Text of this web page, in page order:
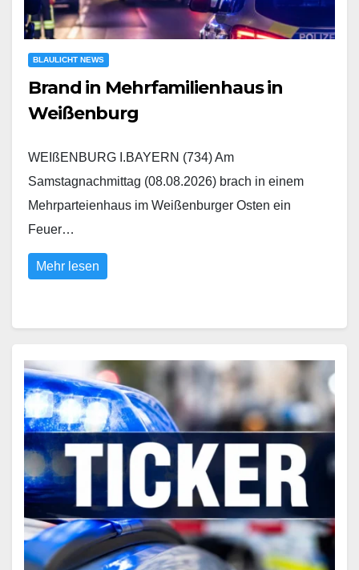
BLAULICHT NEWS
Brand in Mehrfamilienhaus in
Weißenburg
WEIßENBURG I.BAYERN (734) Am
Samstagnachmittag (08.08.2026) brach in einem
Mehrparteienhaus im Weißenburger Osten ein
Feuer…
Mehr lesen